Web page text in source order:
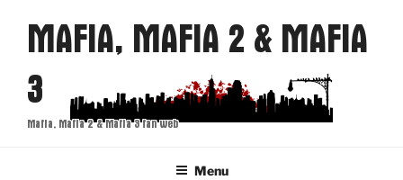
obsahu
webu
MAFIA, MAFIA 2 & MAFIA
3
Mafia, Mafia 2 & Mafia 3 fan web
Menu